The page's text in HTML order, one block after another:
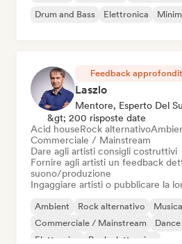
Drum and Bass
Elettronica
Feedback
Laszlo
Mentore, Esperto Del
&gt; 200 risposte date
Acid houseRock alternativo
Commerciale / Mainstream
Dare agli artisti consigli costruttivi
Fornire agli artisti un feedback
suono/produzione
Ingaggiare artisti o pubblicare la
Ambient Rock alternativo
Commerciale / Mainstream
Elettronica
Rock elettronico